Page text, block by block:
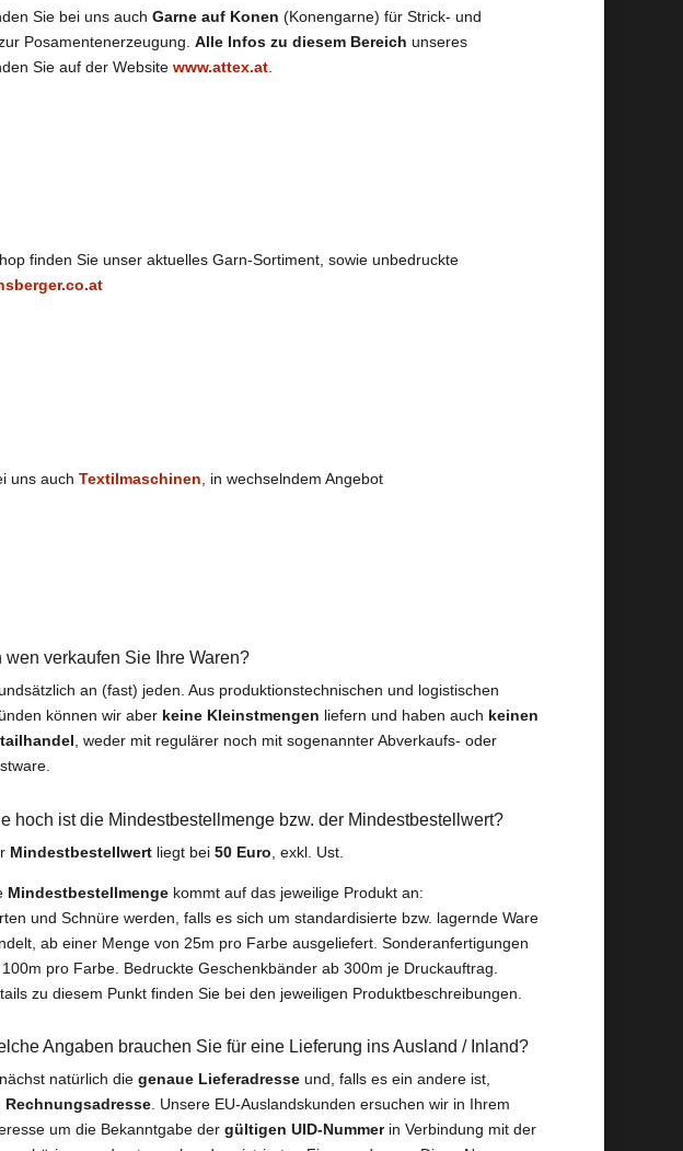
Sie bei uns auch Garne auf Konen (Konengarne) für Strick- und
Posamentenerzeugung. Alle Infos zu diesem Bereich unseres
Sie auf der Website www.attex.at.
finden Sie unser aktuelles Garn-Sortiment, sowie unbedruckte
uns auch Textilmaschinen , in wechselndem Angebot
wen verkaufen Sie Ihre Waren?
an (fast) jeden. Aus produktionstechnischen und logistischen
können wir aber keine Kleinstmengen liefern und haben auch keinen
, weder mit regulärer noch mit sogenannter Abverkaufs- oder
hoch ist die Mindestbestellmenge bzw. der Mindestbestellwert?
Mindestbestellwertliegt bei 50 Euro , exkl. Ust.
Mindestbestellmengekommt auf das jeweilige Produkt an:
und Schnüre werden, falls es sich um standardisierte bzw. lagernde Ware
ab einer Menge von 25m pro Farbe ausgeliefert. Sonderanfertigungen
pro Farbe. Bedruckte Geschenkbänder ab 300m je Druckauftrag.
zu diesem Punkt finden Sie bei den jeweiligen Produktbeschreibungen.
Angaben brauchen Sie für eine Lieferung ins Ausland / Inland?
natürlich die genaue Lieferadresseund, falls es ein andere ist,
Rechnungsadresse. Unsere EU-Auslandskunden ersuchen wir in Ihrem
um die Bekanntgabe der gültigen UID-Nummerin Verbindung mit der